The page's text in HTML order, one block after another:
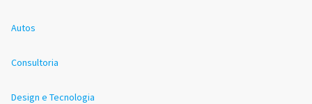
Autos
Consultoria
Design e Tecnologia